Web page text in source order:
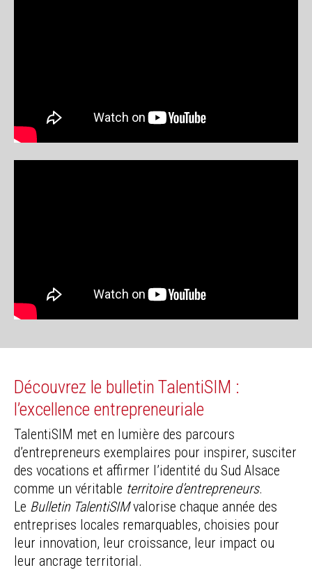
Découvrez le bulletin TalentiSIM :
l’excellence entrepreneuriale
TalentiSIM met en lumière des parcours
d’entrepreneurs exemplaires pour inspirer, susciter
des vocations et affirmer l’identité du Sud Alsace
comme un véritable territoire d’entrepreneurs.
Le Bulletin TalentiSIMvalorise chaque année des
entreprises locales remarquables, choisies pour
leur innovation, leur croissance, leur impact ou
leur ancrage territorial.